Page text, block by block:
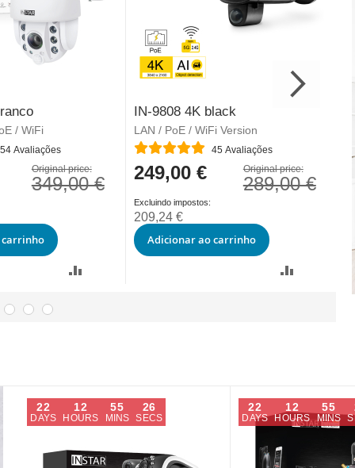
/ WiFi
54 Avaliações
Original price:
349,00 €
IN-9808 4K black
LAN / PoE / WiFi Version
Classificação:
45 Avaliações
Original price:
289,00 €
Special
Price
249,00 €
209,24 €
Adicionar ao carrinho
22
DAYS
12
HOURS
55
MINS
25
SECS
22
DAYS
12
HOURS
55
MINS